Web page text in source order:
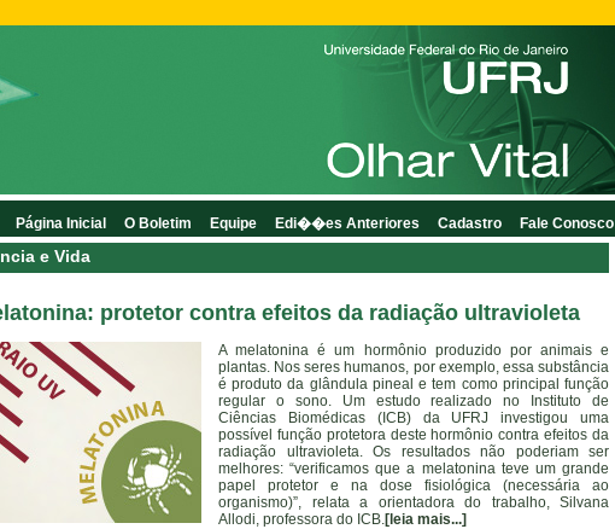
e Vida
protetor contra efeitos da radiação ultravioleta
A melatonina é um hormônio produzido por animais e
plantas. Nos seres humanos, por exemplo, essa substância
é produto da glândula pineal e tem como principal função
regular o sono. Um estudo realizado no Instituto de
Ciências Biomédicas (ICB) da UFRJ investigou uma
possível função protetora deste hormônio contra efeitos da
radiação ultravioleta. Os resultados não poderiam ser
melhores: “verificamos que a melatonina teve um grande
papel protetor e na dose fisiológica (necessária ao
organismo)”, relata a orientadora do trabalho, Silvana
Allodi, professora do ICB.[leia mais...]
Página Inicial O Boletim Equipe Edi��es Anteriores Cadastro Fale Conosco